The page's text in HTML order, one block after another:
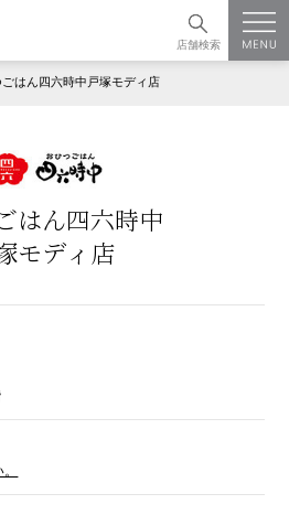
店舗検索
ごはん四六時中戸塚モディ店
はん四六時中
モディ店